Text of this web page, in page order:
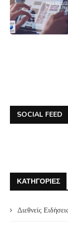
SOCIAL FEED
ΚΑΤΗΓΟΡΊΕΣ
Διεθνείς Ειδήσεις